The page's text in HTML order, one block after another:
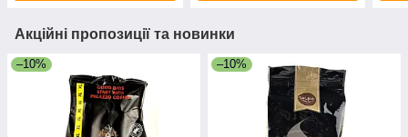
Акційні пропозиції та новинки
–10% –10%